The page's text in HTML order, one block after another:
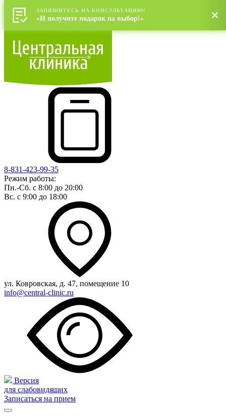
8-831-423-99-35
Режим работы:
Пн.-Сб. с 8:00 до 20:00
Вс. с 9:00 до 18:00
ул. Ковровская, д. 47, помещение 10
info@central-clinic.ru
Версия
для слабовидящих
Записаться на прием
ЗАПИШИТЕСЬ НА КОНСУЛЬТАЦИЮ!
«И получите подарок на выбор!»